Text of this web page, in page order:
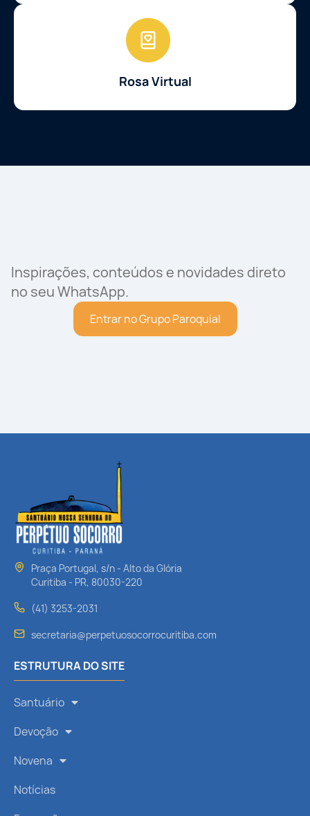
Rosa Virtual
Inspirações, conteúdos e novidades direto
no seu WhatsApp.
Entrar no Grupo Paroquial
Praça Portugal, s/n - Alto da Glória
Curitiba - PR, 80030-220
(41) 3253-2031
secretaria@perpetuosocorrocuritiba.com
ESTRUTURA DO SITE
Santuário
Devoção
Novena
Notícias